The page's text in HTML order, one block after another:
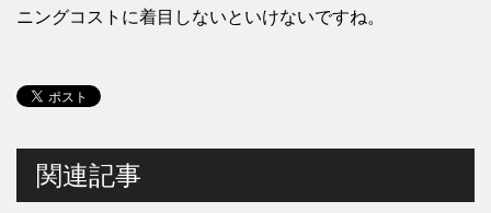
ニングコストに着目しないといけないですね。
関連記事